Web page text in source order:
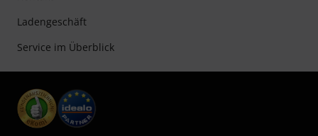
Ladengeschäft
Service im Überblick